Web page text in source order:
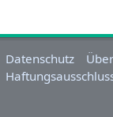
Datenschutz